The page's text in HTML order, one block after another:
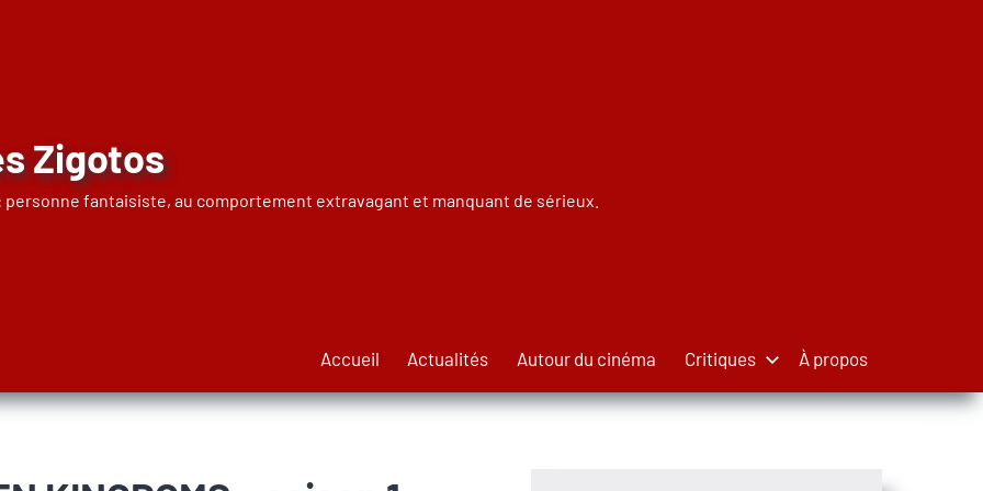
Zigotos
personne fantaisiste, au comportement extravagant et manquant de sérieux.
Accueil Actualités Autour du cinéma Critiques À propos